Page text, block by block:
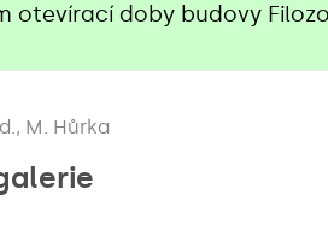
otevírací doby budovy
M. Hůrka